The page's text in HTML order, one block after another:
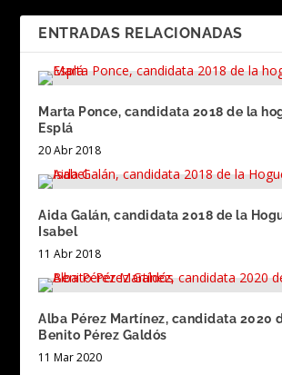
ENTRADAS RELACIONADAS
Marta Ponce, candidata 2018 de la
Esplá
20 Abr 2018
Aida Galán, candidata 2018 de la
Isabel
11 Abr 2018
Alba Pérez Martínez, candidata 2020
Benito Pérez Galdós
11 Mar 2020